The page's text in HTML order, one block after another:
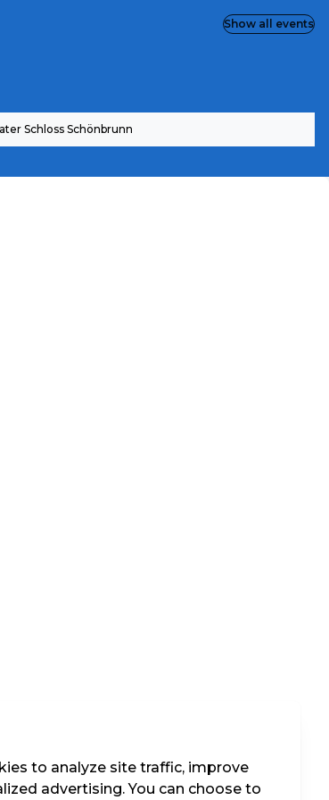
Schloss Schönbrunn
Show all events
to analyze site traffic, improve
advertising. You can choose to